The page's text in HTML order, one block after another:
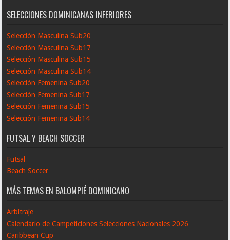
SELECCIONES DOMINICANAS INFERIORES
Selección Masculina Sub20
Selección Masculina Sub17
Selección Masculina Sub15
Selección Masculina Sub14
Selección Femenina Sub20
Selección Femenina Sub17
Selección Femenina Sub15
Selección Femenina Sub14
FUTSAL Y BEACH SOCCER
Futsal
Beach Soccer
MÁS TEMAS EN BALOMPIÉ DOMINICANO
Arbitraje
Calendario de Campeticiones Selecciones Nacionales 2026
Caribbean Cup